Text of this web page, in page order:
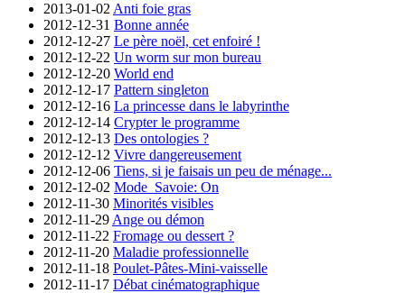
2013-01-02 Anti foie gras
2012-12-31 Bonne année
2012-12-27 Le père noël, cet enfoiré !
2012-12-22 Un worm sur mon bureau
2012-12-20 World end
2012-12-17 Pattern singleton
2012-12-16 La princesse dans le labyrinthe
2012-12-14 Crypter le programme
2012-12-13 Des ontologies ?
2012-12-12 Vivre dangereusement
2012-12-06 Tiens, si je faisais un peu de ménage...
2012-12-02 Mode_Savoie: On
2012-11-30 Minorités visibles
2012-11-29 Ange ou démon
2012-11-22 Fromage ou dessert ?
2012-11-20 Maladie professionnelle
2012-11-18 Poulet-Pâtes-Mini-vaisselle
2012-11-17 Débat cinématographique